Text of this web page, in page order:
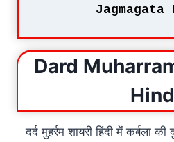
Jagmagata
Dard
दर्द मुहर्रम शायरी हिंदी में